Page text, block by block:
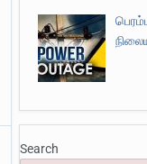
Search